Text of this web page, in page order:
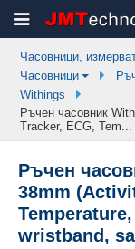
Часовници,
Часовници
Withings
Ръчен часовник
Tracker, ECG, Tem...
Ръчен
38mm
wristband,